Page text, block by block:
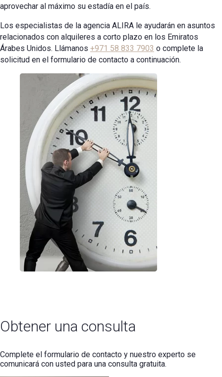
aprovechar al máximo su estadía en el país.
Los especialistas de la agencia ALIRA le ayudarán en asuntos
relacionados con alquileres a corto plazo en los Emiratos
Árabes Unidos. Llámanos +971 58 833 7903 o complete la
solicitud en el formulario de contacto a continuación.
Obtener una consulta
Complete el formulario de contacto y nuestro experto se
comunicará con usted para una consulta gratuita.